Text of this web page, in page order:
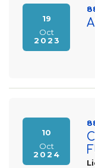
19
Oct
2023
10
Oct
2024